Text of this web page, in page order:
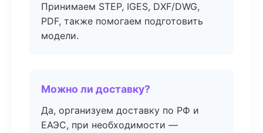
Принимаем STEP, IGES, DXF/DWG,
PDF, также помогаем подготовить
модели.
Можно ли доставку?
Да, организуем доставку по РФ и
ЕАЭС, при необходимости —